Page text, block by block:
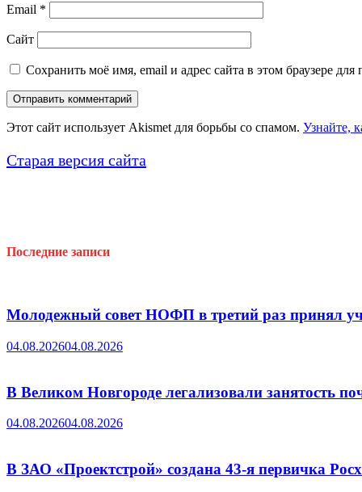
Email *
Сайт
Сохранить моё имя, email и адрес сайта в этом браузере
Этот сайт использует Akismet для борьбы со спамом. Узнайте,
Старая версия сайта
Последние записи
Молодежный совет НОФП в третий раз принял
04.08.202604.08.2026
В Великом Новгороде легализовали занятость
04.08.202604.08.2026
В ЗАО «Проектстрой» создана 43-я первичка